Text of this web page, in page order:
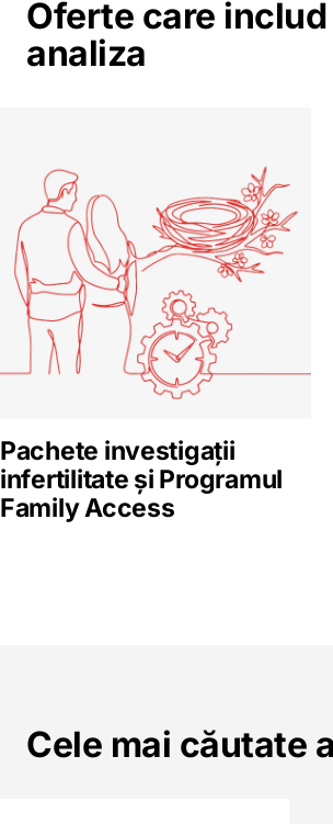
Oferte care
analiza
Pachete investigații
infertilitate și Programul
Family Access
Cele mai căutate